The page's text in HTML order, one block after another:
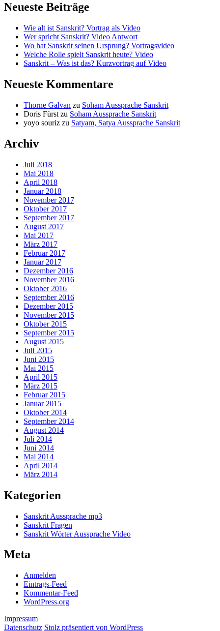
Neueste Beiträge
Wie alt ist Sanskrit? Vortrag als Video
Wer spricht Sanskrit? Video Antwort
Wo hat Sanskrit seinen Ursprung? Vortragsvideo
Welche Rolle spielt Sanskrit heute? Video
Sanskrit – Was ist das? Kurzvortrag auf Video
Neueste Kommentare
Thorne Galvan zu Soham Aussprache Sanskrit
Doris Fürst zu Soham Aussprache Sanskrit
yoyo souriz zu Satyam, Satya Aussprache Sanskrit
Archiv
Juli 2018
Mai 2018
April 2018
Januar 2018
November 2017
Oktober 2017
September 2017
August 2017
Mai 2017
März 2017
Februar 2017
Januar 2017
Dezember 2016
November 2016
Oktober 2016
September 2016
Dezember 2015
November 2015
Oktober 2015
September 2015
August 2015
Juli 2015
Juni 2015
Mai 2015
April 2015
März 2015
Februar 2015
Januar 2015
Oktober 2014
September 2014
August 2014
Juli 2014
Juni 2014
Mai 2014
April 2014
März 2014
Kategorien
Sanskrit Aussprache mp3
Sanskrit Fragen
Sanskrit Wörter Aussprache Video
Meta
Anmelden
Eintrags-Feed
Kommentar-Feed
WordPress.org
Impressum
Datenschutz Stolz präsentiert von WordPress